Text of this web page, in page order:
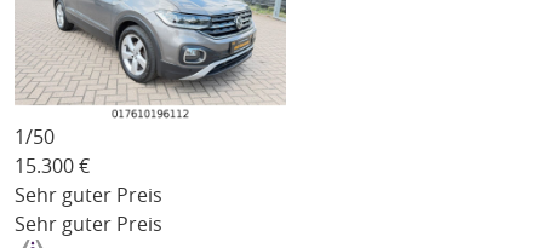
1/50
15.300 €
Sehr guter Preis
Sehr guter Preis